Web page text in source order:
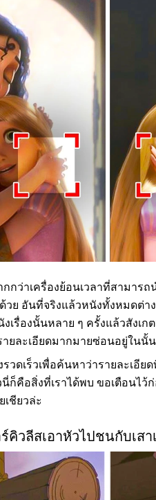
กว่าเครื่องย้อนเวลาที่สามาร
ย อันที่จริงแล้วหนังทั้งหมดต่าง
เรื่องนั้นหลาย ๆ ครั้งแล้วสังเ
ยละเอียดมากมายซ่อนอยู่ในนั้
วดเร็วเพื่อค้นหาว่ารายละเอี
ก็คือสิ่งที่เราได้พบ ขอเตือนไ
เชียวล่ะ
ร์คิวลีสเอาหัวไปชนกับเสา